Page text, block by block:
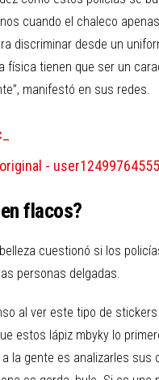
cuando el chaleco
discriminar desde un
física tienen que ser un
manifestó en sus redes.
- user12499764555
flacos?
cuestionó si los
personas delgadas.
al ver este tipo de
estos lápiz mbyky lo
a la gente es analizarles sus